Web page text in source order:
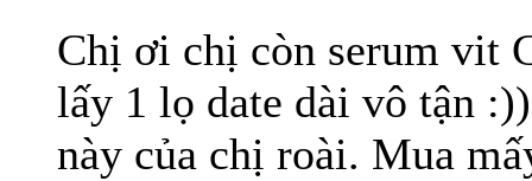
Chị ơi chị còn serum vit
lấy 1 lọ date dài vô tận
này của chị roài. Mua